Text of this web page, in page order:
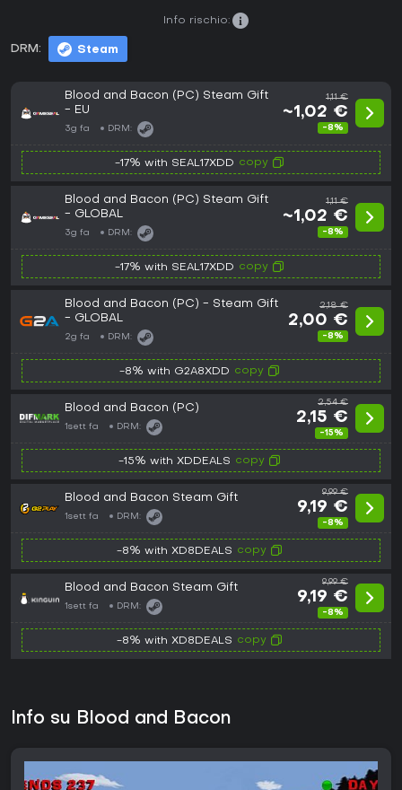
DRM: Steam
Info rischio:
Blood and Bacon (PC) Steam Gift
- EU
3g fa DRM:
1,11 €
~1,02 €
-8%
-17% with SEAL17XDD copy
Blood and Bacon (PC) Steam Gift
- GLOBAL
3g fa DRM:
1,11 €
~1,02 €
-8%
-17% with SEAL17XDD copy
Blood and Bacon (PC) - Steam Gift
- GLOBAL
2g fa DRM:
2,18 €
2,00 €
-8%
-8% with G2A8XDD copy
Blood and Bacon (PC)
1sett fa DRM:
2,54 €
2,15 €
-15%
-15% with XDDEALS copy
Blood and Bacon Steam Gift
1sett fa DRM:
9,99 €
9,19 €
-8%
-8% with XD8DEALS copy
Blood and Bacon Steam Gift
1sett fa DRM:
9,99 €
9,19 €
-8%
-8% with XD8DEALS copy
Info su Blood and Bacon